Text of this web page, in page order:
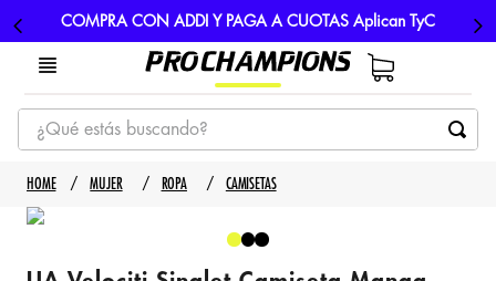
COMPRA CON ADDI Y PAGA A CUOTAS Aplican TyC
¿Qué estás buscando?
TÉRMINOS MÁS BUSCADOS
1
MUJER ROPA CAMISETAS